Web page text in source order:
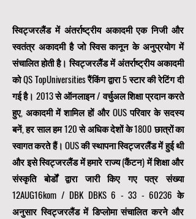
स्विट्जरलैंड में अंतर्राष्ट्रीय अकादमी एक निजी और
स्वतंत्र अकादमी है जो स्विस कानून के अनुप्रयोग में
संचालित होती है। स्विट्जरलैंड में अंतर्राष्ट्रीय अकादमी
को QS TopUniversities रैंकिंग द्वारा 5 स्टार की रेटिंग दी
गई है। 2013 से ऑनलाइन / वर्चुअल शिक्षा प्रदान करते
हुए, अकादमी में शामिल हों और OUS परिवार के सदस्य
बनें, हर साल हम 120 से अधिक देशों के 1800 छात्रों का
स्वागत करते हैं। OUS की स्थापना स्विट्जरलैंड में हुई थी
और इसे स्विट्जरलैंड में हमारे राज्य (कैंटन) में शिक्षा और
संस्कृति बोर्डों द्वारा जारी किए गए पत्र संख्या
12AUG16kom / DBK DBKS6 - 33 - 60236 के
अनुसार स्विट्जरलैंड में डिप्लोमा संचालित करने और